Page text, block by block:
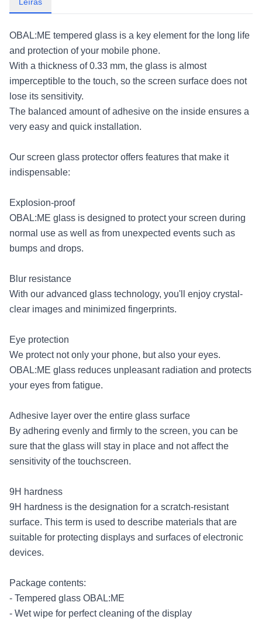
OBAL:ME tempered glass is a key element for the long life
and protection of your mobile phone.
With a thickness of 0.33 mm, the glass is almost
imperceptible to the touch, so the screen surface does not
lose its sensitivity.
The balanced amount of adhesive on the inside ensures a
very easy and quick installation.
Our screen glass protector offers features that make it
indispensable:
Explosion-proof
OBAL:ME glass is designed to protect your screen during
normal use as well as from unexpected events such as
bumps and drops.
Blur resistance
With our advanced glass technology, you'll enjoy crystal-
clear images and minimized fingerprints.
Eye protection
We protect not only your phone, but also your eyes.
OBAL:ME glass reduces unpleasant radiation and protects
your eyes from fatigue.
Adhesive layer over the entire glass surface
By adhering evenly and firmly to the screen, you can be
sure that the glass will stay in place and not affect the
sensitivity of the touchscreen.
9H hardness
9H hardness is the designation for a scratch-resistant
surface. This term is used to describe materials that are
suitable for protecting displays and surfaces of electronic
devices.
Package contents:
- Tempered glass OBAL:ME
- Wet wipe for perfect cleaning of the display